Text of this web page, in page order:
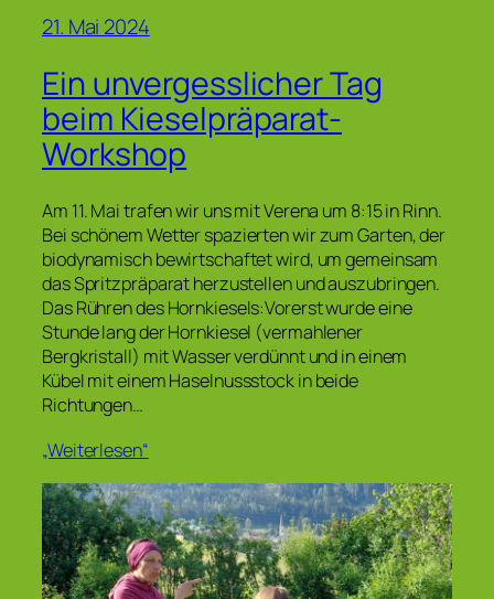
21. Mai 2024
Ein unvergesslicher Tag
beim Kieselpräparat-
Workshop
Am 11. Mai trafen wir uns mit Verena um 8:15 in Rinn.
Bei schönem Wetter spazierten wir zum Garten, der
biodynamisch bewirtschaftet wird, um gemeinsam
das Spritzpräparat herzustellen und auszubringen.
Das Rühren des Hornkiesels:Vorerst wurde eine
Stunde lang der Hornkiesel (vermahlener
Bergkristall) mit Wasser verdünnt und in einem
Kübel mit einem Haselnussstock in beide
Richtungen…
„Weiterlesen“